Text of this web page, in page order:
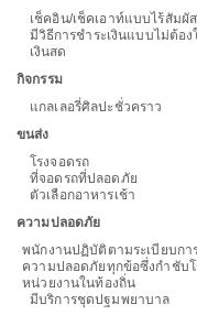
เช็คอิน/เช็คเอาท์แบบไร้สัมผัส
มีวิธีการชำระเงินแบบไม่ต้อง
เงินสด
กิจกรรม
แกลเลอรี่ศิลปะชั่วคราว
ขนส่ง
โรงจอดรถ
ที่จอดรถที่ปลอดภัย
ตัวเลือกอาหารเช้า
ความปลอดภัย
พนักงานปฏิบัติตามระเบียบกา
ความปลอดภัยทุกข้อซึ่งกำชับ
หน่วยงานในท้องถิ่น
มีบริการชุดปฐมพยาบาล